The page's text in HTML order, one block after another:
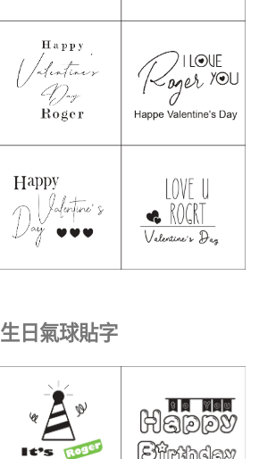
生日氣球貼字